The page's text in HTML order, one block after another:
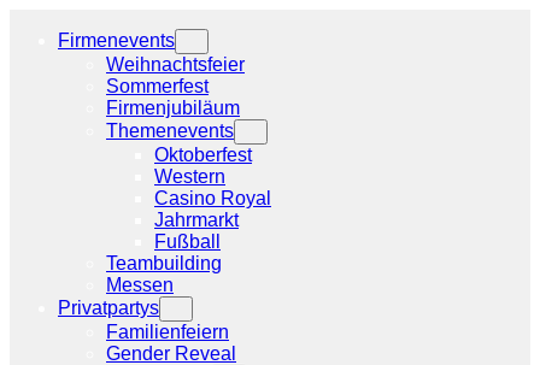
Firmenevents
Weihnachtsfeier
Sommerfest
Firmenjubiläum
Themenevents
Oktoberfest
Western
Casino Royal
Jahrmarkt
Fußball
Teambuilding
Messen
Privatpartys
Familienfeiern
Gender Reveal